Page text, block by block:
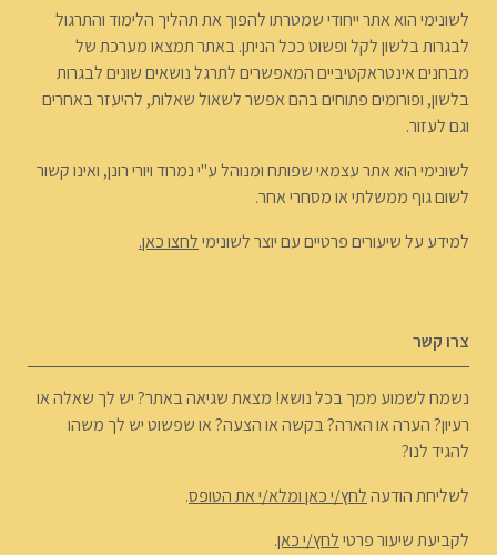
לשונימי הוא אתר ייחודי שמטרתו להפוך את תהליך הלימוד והתרגול
לבגרות בלשון לקל ופשוט ככל הניתן. באתר תמצאו מערכת של
מבחנים אינטראקטיביים המאפשרים לתרגל נושאים שונים לבגרות
בלשון, ופורומים פתוחים בהם אפשר לשאול שאלות, להיעזר באחרים
וגם לעזור.
לשונימי הוא אתר עצמאי שפותח ומנוהל ע"י נמרוד ויורי רונן, ואינו קשור
לשום גוף ממשלתי או מסחרי אחר.
למידע על שיעורים פרטיים עם יוצר לשונימילחצו כאן.
צרו קשר
נשמח לשמוע ממך בכל נושא! מצאת שגיאה באתר? יש לך שאלה או
רעיון? הערה או הארה? בקשה או הצעה? או שפשוט יש לך משהו
להגיד לנו?
לשליחת הודעהלחץ/י כאן ומלא/י את הטופס.
לקביעת שיעור פרטילחץ/י כאן.